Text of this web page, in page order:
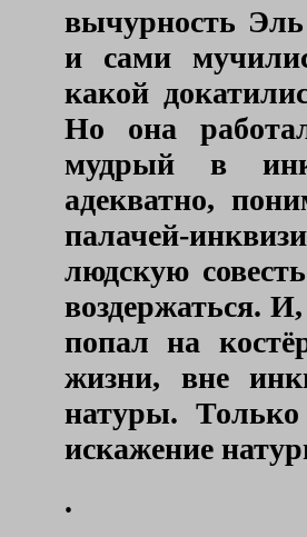
вычурность
и сами
какой
Но она
мудрый в
адекватно,
палачей-
людскую
воздержаться.
попал на
жизни, вне
натуры.
искажение
.